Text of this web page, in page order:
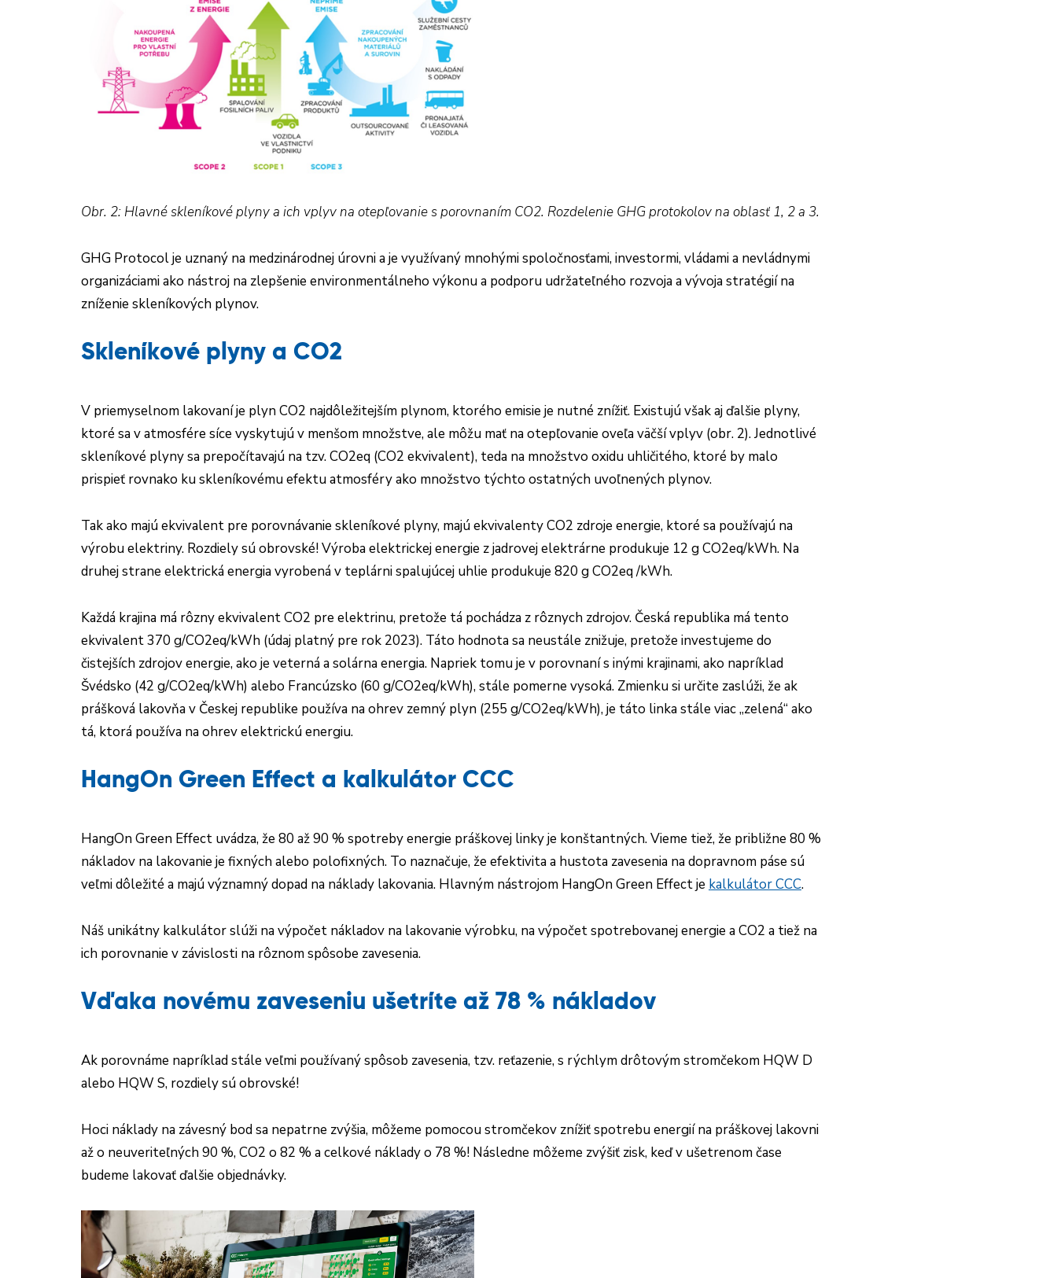
Obr. 2: Hlavné skleníkové plyny a ich vplyv na otepľovanie s porovnaním CO2. Rozdelenie GHG protokolov na oblasť 1, 2 a 3.
GHG Protocol je uznaný na medzinárodnej úrovni a je využívaný mnohými spoločnosťami, investormi, vládami a nevládnymi
organizáciami ako nástroj na zlepšenie environmentálneho výkonu a podporu udržateľného rozvoja a vývoja stratégií na
zníženie skleníkových plynov.
Skleníkové plyny a CO2
V priemyselnom lakovaní je plyn CO2 najdôležitejším plynom, ktorého emisie je nutné znížiť. Existujú však aj ďalšie plyny,
ktoré sa v atmosfére síce vyskytujú v menšom množstve, ale môžu mať na otepľovanie oveľa väčší vplyv (obr. 2). Jednotlivé
skleníkové plyny sa prepočítavajú na tzv. CO2eq (CO2 ekvivalent), teda na množstvo oxidu uhličitého, ktoré by malo
prispieť rovnako ku skleníkovému efektu atmosféry ako množstvo týchto ostatných uvoľnených plynov.
Tak ako majú ekvivalent pre porovnávanie skleníkové plyny, majú ekvivalenty CO2 zdroje energie, ktoré sa používajú na
výrobu elektriny. Rozdiely sú obrovské! Výroba elektrickej energie z jadrovej elektrárne produkuje 12 g CO2eq/kWh. Na
druhej strane elektrická energia vyrobená v teplárni spalujúcej uhlie produkuje 820 g CO2eq /kWh.
Každá krajina má rôzny ekvivalent CO2 pre elektrinu, pretože tá pochádza z rôznych zdrojov. Česká republika má tento
ekvivalent 370 g/CO2eq/kWh (údaj platný pre rok 2023). Táto hodnota sa neustále znižuje, pretože investujeme do
čistejších zdrojov energie, ako je veterná a solárna energia. Napriek tomu je v porovnaní s inými krajinami, ako napríklad
Švédsko (42 g/CO2eq/kWh) alebo Francúzsko (60 g/CO2eq/kWh), stále pomerne vysoká. Zmienku si určite zaslúži, že ak
prášková lakovňa v Českej republike používa na ohrev zemný plyn (255 g/CO2eq/kWh), je táto linka stále viac „zelená“ ako
tá, ktorá používa na ohrev elektrickú energiu.
HangOn Green Effect a kalkulátor CCC
HangOn Green Effect uvádza, že 80 až 90 % spotreby energie práškovej linky je konštantných. Vieme tiež, že približne 80 %
nákladov na lakovanie je fixných alebo polofixných. To naznačuje, že efektivita a hustota zavesenia na dopravnom páse sú
veľmi dôležité a majú významný dopad na náklady lakovania. Hlavným nástrojom HangOn Green Effect je kalkulátor CCC.
Náš unikátny kalkulátor slúži na výpočet nákladov na lakovanie výrobku, na výpočet spotrebovanej energie a CO2 a tiež na
ich porovnanie v závislosti na rôznom spôsobe zavesenia.
Vďaka novému zaveseniu ušetríte až 78 % nákladov
Ak porovnáme napríklad stále veľmi používaný spôsob zavesenia, tzv. reťazenie, s rýchlym drôtovým stromčekom HQW D
alebo HQW S, rozdiely sú obrovské!
Hoci náklady na závesný bod sa nepatrne zvýšia, môžeme pomocou stromčekov znížiť spotrebu energií na práškovej lakovni
až o neuveriteľných 90 %, CO2 o 82 % a celkové náklady o 78 %! Následne môžeme zvýšiť zisk, keď v ušetrenom čase
budeme lakovať ďalšie objednávky.